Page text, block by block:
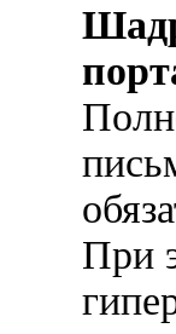
При